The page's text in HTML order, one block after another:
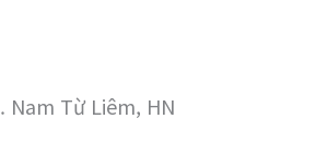
Nam Từ Liêm, HN